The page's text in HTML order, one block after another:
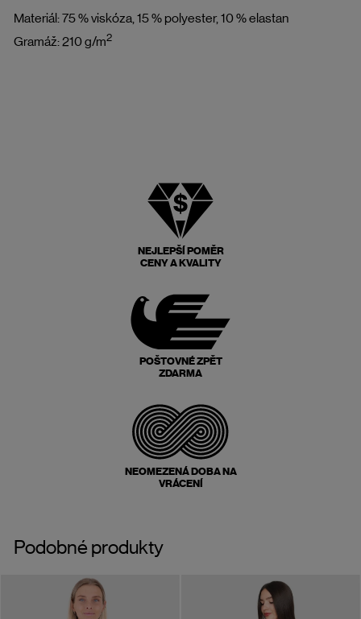
Materiál: 75 % viskóza, 15 % polyester, 10 % elastan
Gramáž: 210 g/m2
NEJLEPŠÍ POMĚR
CENY A KVALITY
POŠTOVNÉ ZPĚT
ZDARMA
NEOMEZENÁ DOBA NA
VRÁCENÍ
Podobné produkty